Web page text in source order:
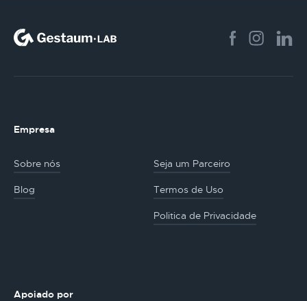
Empresa
Sobre nós Seja um Parceiro
Blog Termos de Uso
Politica de Privacidade
Apoiado por